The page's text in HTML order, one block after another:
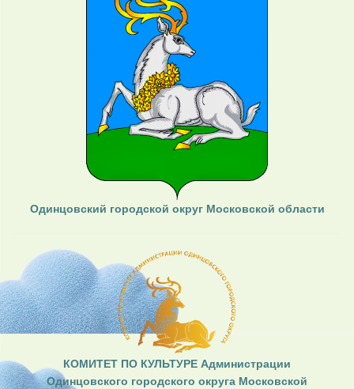
Одинцовский городской округ Московской области
КОМИТЕТ ПО КУЛЬТУРЕ Администрации
Одинцовского городского округа Московской